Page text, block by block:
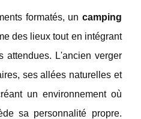
formatés, un camping
des lieux tout en intégrant
attendues. L'ancien verger
ses allées naturelles et
un environnement où
sa personnalité propre.